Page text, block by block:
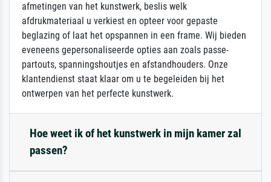
afmetingen van het kunstwerk, beslis welk
afdrukmateriaal u verkiest en opteer voor gepaste
beglazing of laat het opspannen in een frame. Wij bieden
eveneens gepersonaliseerde opties aan zoals passe-
partouts, spanningshoutjes en afstandhouders. Onze
klantendienst staat klaar om u te begeleiden bij het
ontwerpen van het perfecte kunstwerk.
Hoe weet ik of het kunstwerk in mijn kamer zal
passen?